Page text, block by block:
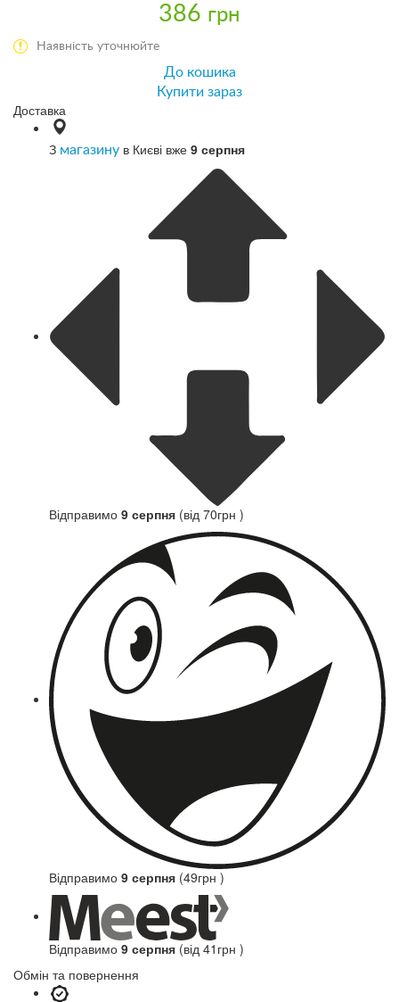
386 грн
Наявність уточнюйте
До кошика
Купити зараз
Доставка
З магазину в Києві вже 9 серпня
Відправимо 9 серпня (від 70грн )
Відправимо 9 серпня (49грн )
Відправимо 9 серпня (від 41грн )
Обмін та повернення